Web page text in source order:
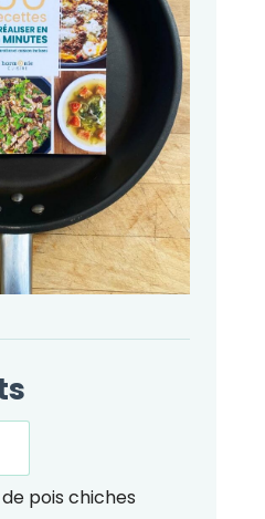
pois chiches